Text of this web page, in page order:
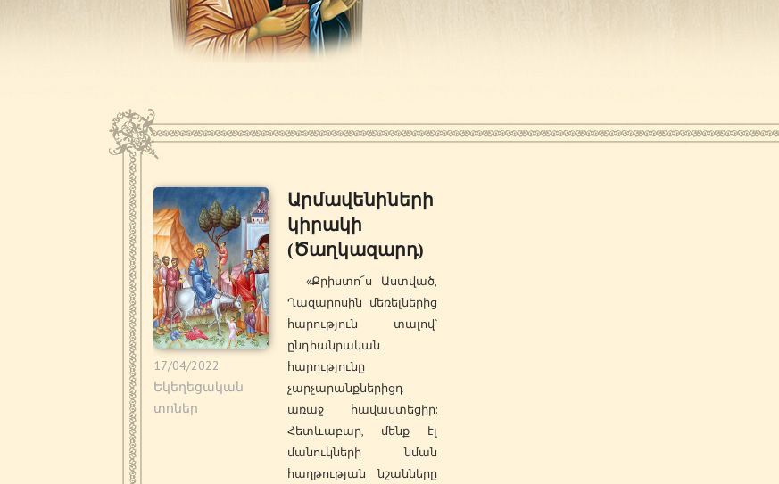
17/04/2022
Եկեղեցական
տոներ
Արմավենիների
կիրակի
(Ծաղկազարդ)
«Քրիստո՜ս Աստված,
Ղազարոսին մեռելներից
հարություն տալով՝
ընդհանրական
հարությունը
չարչարանքներիցդ
առաջ հավաստեցիր:
Հետևաբար, մենք էլ
մանուկների նման
հաղթության նշանները